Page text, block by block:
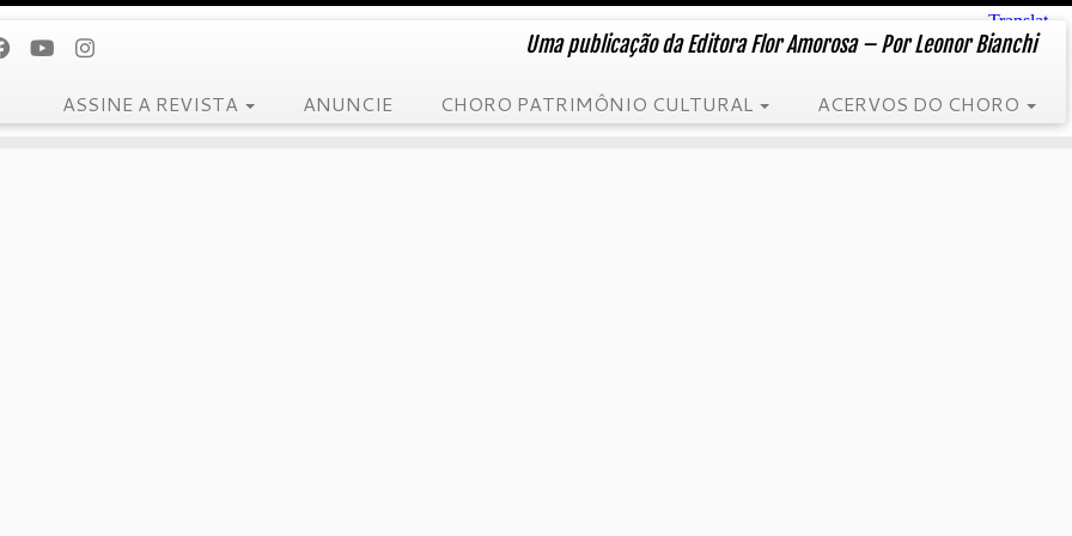
Uma publicação da Editora Flor Amorosa – Por Leonor Bianchi
ASSINE A REVISTA ANUNCIE CHORO PATRIMÔNIO CULTURAL ACERVOS DO CHORO